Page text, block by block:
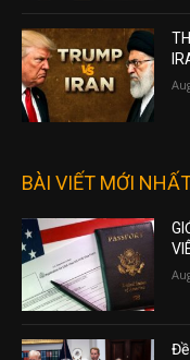
BÀI VIẾT MỚI